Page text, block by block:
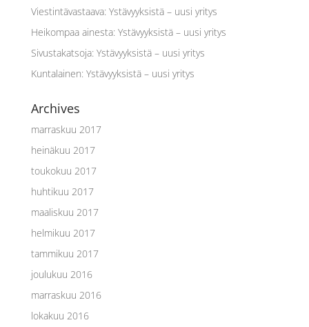
Viestintävastaava: Ystävyyksistä – uusi yritys
Heikompaa ainesta: Ystävyyksistä – uusi yritys
Sivustakatsoja: Ystävyyksistä – uusi yritys
Kuntalainen: Ystävyyksistä – uusi yritys
Archives
marraskuu 2017
heinäkuu 2017
toukokuu 2017
huhtikuu 2017
maaliskuu 2017
helmikuu 2017
tammikuu 2017
joulukuu 2016
marraskuu 2016
lokakuu 2016